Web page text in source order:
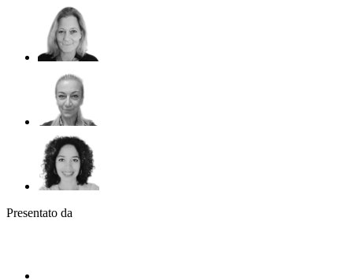
Presentato da